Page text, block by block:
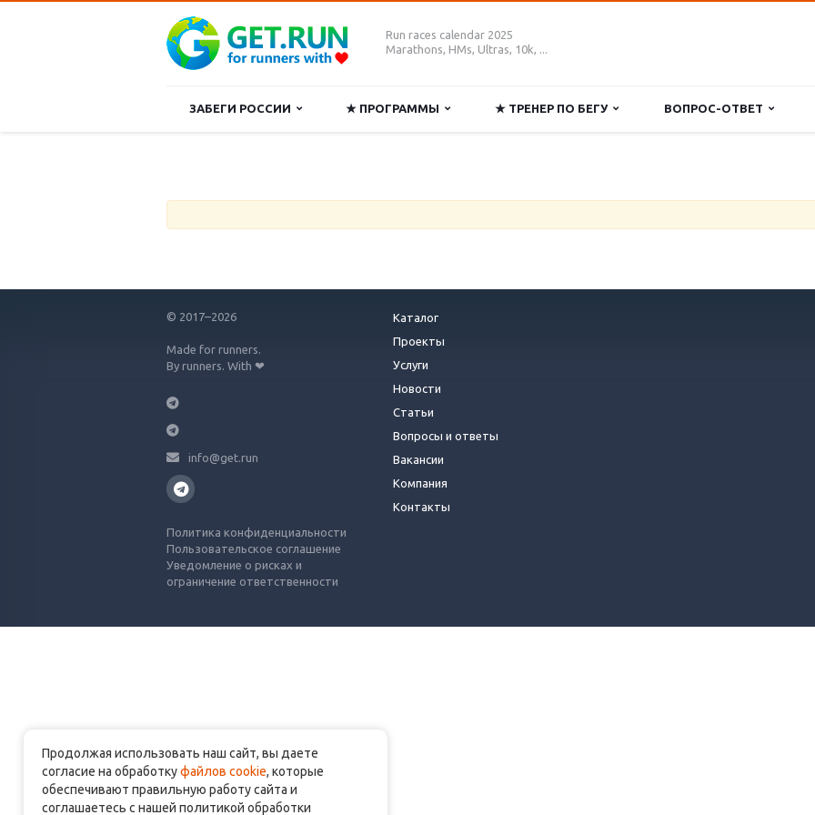
Run races calendar 2025
Marathons, HMs, Ultras, 10k, ...
ЗАБЕГИ РОССИИ ★ ПРОГРАММЫ ★ ТРЕНЕР ПО БЕГУ ВОПРОС-ОТВЕТ
© 2017–2026
Made for runners.
By runners. With ❤
info@get.run
Политика конфиденциальности
Пользовательское соглашение
Уведомление о рисках и
ограничение ответственности
Каталог
Проекты
Услуги
Новости
Статьи
Вопросы и ответы
Вакансии
Компания
Контакты
Продолжая использовать наш сайт, вы даете
согласие на обработкуфайлов cookie, которые
обеспечивают правильную работу сайта и
соглашаетесь с нашей политикой обработки